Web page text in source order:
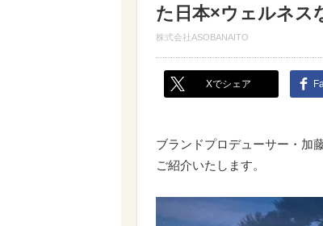
た日本×ウェルネス
株式会社ASOBANAITO
Xでシェア
ブランドプロデューサー・加
ご紹介いたします。